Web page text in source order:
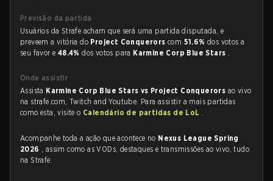
Previsão da partida
Usuários da Strafe acham que será uma partida disputada, e
preveem a vitória do Project Conquerorscom 51.6%dos votos a
seu favor e 48.4%dos votos para Karmine Corp Blue Stars .
Onde assistir
Assista Karmine Corp Blue Stars vs Project Conquerors ao vivo
na strafe.com, Twitch and Youtube. Para assistir a mais partidas
como esta, visite o Calendário de partidas de LoL .
Acompanhe toda a ação que acontece no Nexus League Spring
2026 , assim como as VODs, destaques e transmissões ao vivo, tudo
na Strafe.